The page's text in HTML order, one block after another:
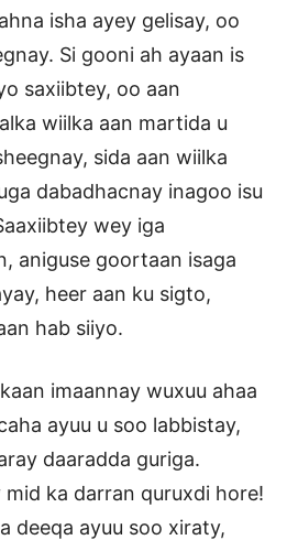
isha ayey gelisay, oo
Si gooni ah ayaan is
saxiibtey, oo aan
wiilka aan martida u
sida aan wiilka
dabadhacnay inagoo isu
wey iga
aniguse goortaan isaga
heer aan ku sigto,
hab siiyo.
imaannay wuxuu ahaa
ayuu u soo labbistay,
daaradda guriga.
mid ka darran quruxdi hore!
deeqa ayuu soo xiraty,